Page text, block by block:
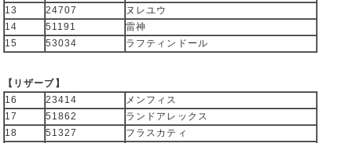
13
24707
ヌレユウ
14
51191
雷神
15
53034 ラフティンドール
【リザーブ】
16
23414
メンフィス
17
51862
ランドアレックス
18
51327
フラスカティ